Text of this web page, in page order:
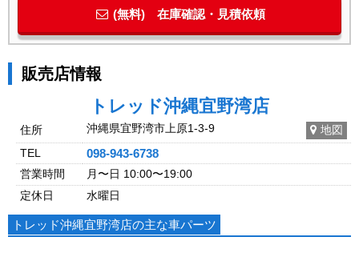
(無料) 在庫確認・見積依頼
販売店情報
トレッド沖縄宜野湾店
住所 沖縄県宜野湾市上原1-3-9
地図
TEL
098-943-6738
営業時間
月〜日 10:00〜19:00
定休日
水曜日
トレッド沖縄宜野湾店の主な車パーツ